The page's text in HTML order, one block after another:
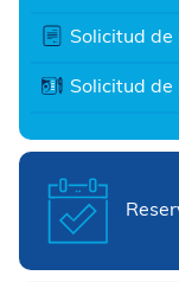
Solicitud de
Solicitud de